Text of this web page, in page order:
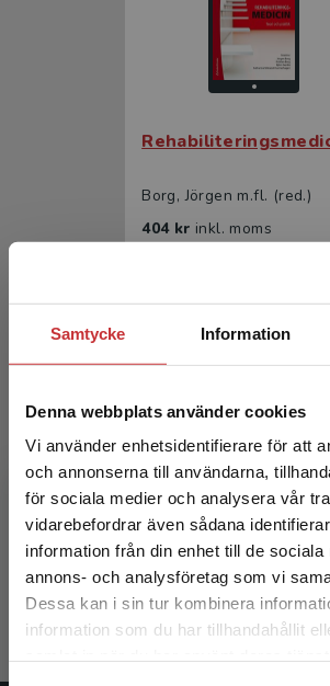
Samtycke Information
Denna webbplats använder cookies
Vi använder enhetsidentifierare för att
och annonserna till användarna,
för sociala medier och analysera vår
vidarebefordrar även sådana
information från din enhet till de sociala
annons- och analysföretag som vi
Dessa kan i sin tur kombinera
information som du har tillhandahållit
Begränsad
Det verkar som att du besöker
studentlitteratur.se via en enhet
Borg, Jörgen m.fl. (red.)
404 kr inkl. moms
Borg, Jörgen m.fl. (red.)
633 krinkl. moms
Exkl. moms: 597 kr